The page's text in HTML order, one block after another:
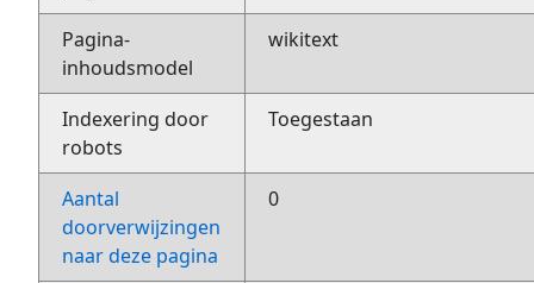
Pagina-
inhoudsmodel
wikitext
Indexering door
robots
Toegestaan
Aantal
doorverwijzingen
naar deze pagina
0